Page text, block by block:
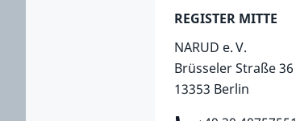
REGISTER MITTE
NARUD e. V.
Brüsseler Straße 36
13353 Berlin